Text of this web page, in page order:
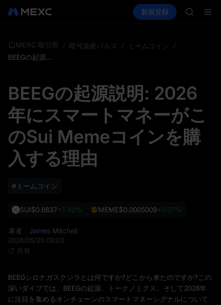
現物 先物取引 SPCX
新規登録
SKYAI
ロックア
MEXC 取引所 / 暗号資産パルス / ミームコイン
/
BEEGの起源説明: 2026年にスマートマネーがこのSui Memeコインを購入する理由
BEEGの起源説明: 2026
年にスマートマネーがこ
のSui Memeコインを購
入する理由
#ミームコイン
SUI$0.6837+1.92% MEME$0.0005009+0.07%
著者：James Mitchell
2026/05/20 09:03
共有
BEEGシロナガスクジラとは何ですか?どこから来たのですか?この
深いダイブでは、BEEGの起源、トークノミクス、そして2026年
に注目を集めるオンチェーンのスマートマネーシグナルについて